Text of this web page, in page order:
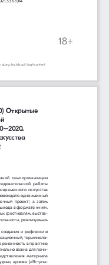
18+
en/about/faq#content
Открытые
самоорганизации
работы
искусства
одноименный
проект1 а затем
в формате книги.
фестивалям, выстав-
реализуемым
создания и рефлексию
терминоло-
в практике
важна для пони-
материала
архива  («Вступи-